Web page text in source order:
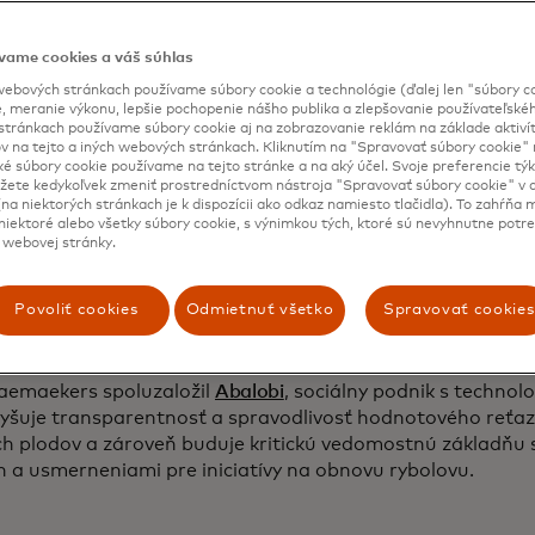
Výhody a zisky majú tendenciu narastať oveľa vyššie v
dostávajú tak nízku cenu za libru, musia chytiť čo
toho môžu byť dokonca nútení chytať iba tie
chcú –či už ide o morské ušnice alebo homáre– nie
alebo dokonca legálne.
teplota oceánov teraz ešte viac sťažuje živobytie Šošoly.
na more na starších lodiach bez najmodernejších
Ale klimatické zmeny podkopávajú ich miestne
je nestále a migračné vzorce sa začali meniť. V dôsledku
spoluzaložil Abalobi, sociálny podnik s
transparentnosť a spravodlivosť hodnotového
plodov a zároveň buduje kritickú vedomostnú základňu
a usmerneniami pre iniciatívy na obnovu rybolovu.
cookies a váš súhlas
stránkach používame súbory cookie a technológie (ďalej len "súbory
meranie výkonu, lepšie pochopenie nášho publika a zlepšovanie
používame súbory cookie aj na zobrazovanie reklám na základe
na tejto a iných webových stránkach. Kliknutím na "Spravovať súbory cookie"
súbory cookie používame na tejto stránke a na aký účel. Svoje preferencie
kedykoľvek zmeniť prostredníctvom nástroja "Spravovať súbory cookie" v
niektorých stránkach je k dispozícii ako odkaz namiesto tlačidla). To zahŕňa
alebo všetky súbory cookie, s výnimkou tých, ktoré sú nevyhnutne
stránky.
Povoliť cookies Odmietnuť všetko Spravovať cookies